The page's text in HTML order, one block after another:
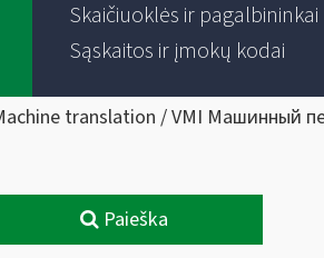
Skaičiuoklės ir pagalbininkai
Sąskaitos ir įmokų kodai
translation / VMI Машинный
Paieška